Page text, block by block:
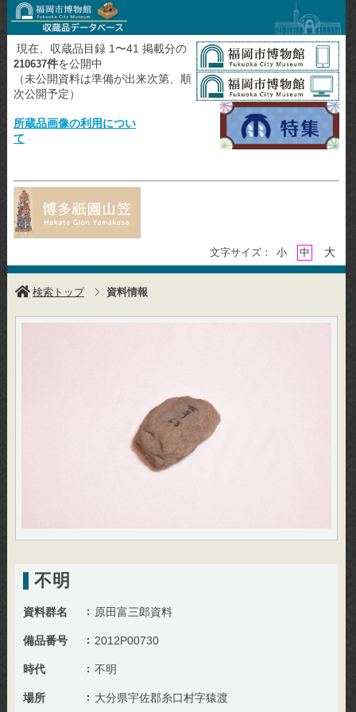
現在、収蔵品目録 1〜41 掲載分の
210637件を公開中
（未公開資料は準備が出来次第、順
次公開予定）
所蔵品画像の利用につい
て
文字サイズ： 小 中 大
検索トップ 資料情報
不明
資料群名 原田富三郎資料
備品番号 2012P00730
時代 不明
場所 大分県宇佐郡糸口村字猿渡